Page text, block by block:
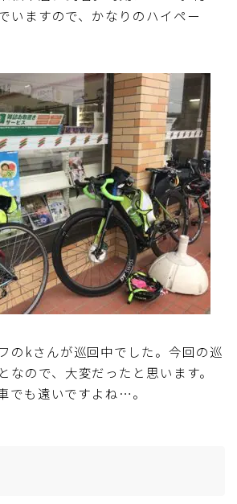
いますので、かなりのハイペー
のkさんが巡回中でした。今回の巡
なので、大変だったと思います。
でも遠いですよね…。